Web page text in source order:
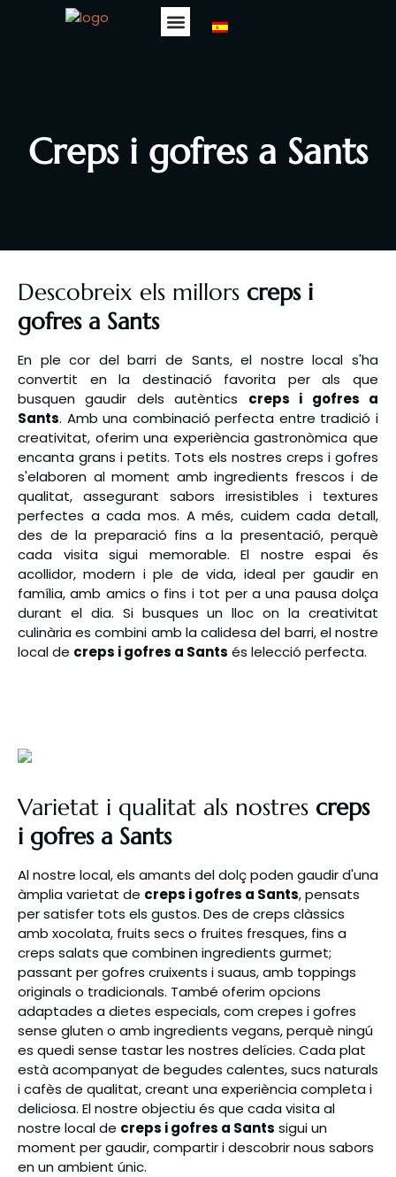
Creps i gofres a Sants
Descobreix els millors creps i
gofres a Sants
En ple cor del barri de Sants, el nostre local s'ha
convertit en la destinació favorita per als que
busquen gaudir dels autèntics creps i gofres a
Sants. Amb una combinació perfecta entre tradició i
creativitat, oferim una experiència gastronòmica que
encanta grans i petits. Tots els nostres creps i gofres
s'elaboren al moment amb ingredients frescos i de
qualitat, assegurant sabors irresistibles i textures
perfectes a cada mos. A més, cuidem cada detall,
des de la preparació fins a la presentació, perquè
cada visita sigui memorable. El nostre espai és
acollidor, modern i ple de vida, ideal per gaudir en
família, amb amics o fins i tot per a una pausa dolça
durant el dia. Si busques un lloc on la creativitat
culinària es combini amb la calidesa del barri, el nostre
local de creps i gofres a Sants és lelecció perfecta.
Varietat i qualitat als nostres creps
i gofres a Sants
Al nostre local, els amants del dolç poden gaudir d'una
àmplia varietat de creps i gofres a Sants, pensats
per satisfer tots els gustos. Des de creps clàssics
amb xocolata, fruits secs o fruites fresques, fins a
creps salats que combinen ingredients gurmet;
passant per gofres cruixents i suaus, amb toppings
originals o tradicionals. També oferim opcions
adaptades a dietes especials, com crepes i gofres
sense gluten o amb ingredients vegans, perquè ningú
es quedi sense tastar les nostres delícies. Cada plat
està acompanyat de begudes calentes, sucs naturals
i cafès de qualitat, creant una experiència completa i
deliciosa. El nostre objectiu és que cada visita al
nostre local de creps i gofres a Sants sigui un
moment per gaudir, compartir i descobrir nous sabors
en un ambient únic.